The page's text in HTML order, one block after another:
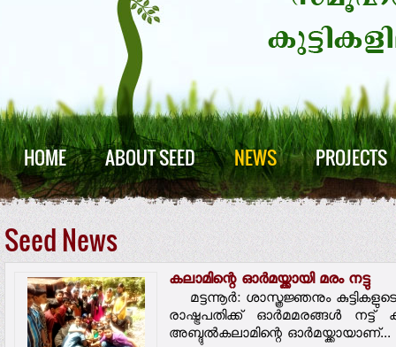
HOME ABOUT SEED NEWS PROJECTS
Seed News
കലാമിന്റെ ഓര്‍മയ്ക്കായി മരം നട്ടു
മട്ടന്നൂര്‍: ശാസ്ത്രജ്ഞനും
രാഷ്ട്രപതിക്ക് ഓര്‍മമരങ്ങള്‍
അബ്ദുല്‍കലാമിന്റെ ഓര്‍മയ്ക്കായാണ്...